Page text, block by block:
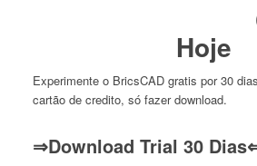
Hoje
Experimente o BricsCAD gratis por 30
cartão de credito, só fazer download.
⇒Download Trial 30